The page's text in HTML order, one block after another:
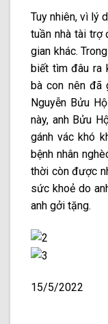
Tuy nhiên, vì lý
tuần nhà tài
gian khác.
biết tìm đâu ra
bà con nên đã
Nguyễn Bửu
này, anh Bửu
gánh vác khó
bệnh nhân
thời còn được
sức khoẻ do
anh gởi tặng.
15/5/2022